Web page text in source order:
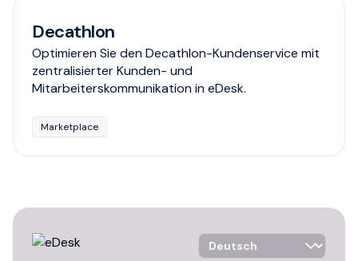
Decathlon
Optimieren Sie den Decathlon-Kundenservice mit
zentralisierter Kunden- und
Mitarbeiterskommunikation in eDesk.
Marketplace
Language Selector